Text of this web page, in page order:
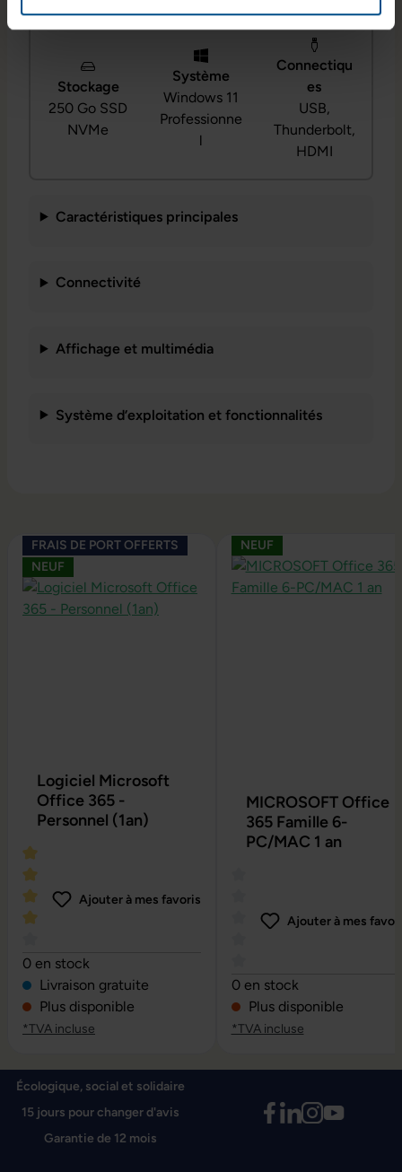
Stockage
250 Go SSD
NVMe
Système
Windows 11
Professionne
l
Connectiqu
es
USB,
Thunderbolt,
HDMI
Caractéristiques principales
Connectivité
Affichage et multimédia
Système d’exploitation et fonctionnalités
Ignorer la galerie de produits
FRAIS DE PORT OFFERTS
NEUF
Logiciel Microsoft
Office 365 -
Personnel (1an)
Note moyenne de 4 sur 5 étoiles
Ajouter à mes favoris
0 en stock
Livraison gratuite
Plus disponible
*TVA incluse
NEUF
MICROSOFT Office
365 Famille 6-
PC/MAC 1 an
Note moyenne de 0 sur 5
Ajouter à mes
0 en stock
Plus disponible
*TVA incluse
Écologique, social et solidaire
15 jours pour changer d'avis
Garantie de 12 mois